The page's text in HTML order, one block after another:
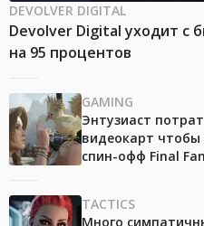
DEVOLVER DIGITAL
Devolver Digital уходит с
на 95 процентов
GAMING
Энтузиаст
видеокарт
спин-офф Final
TACTICS
Много